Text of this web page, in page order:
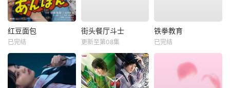
红豆面包
已完结
街头餐厅斗士
更新至第08集
铁拳教育
已完结